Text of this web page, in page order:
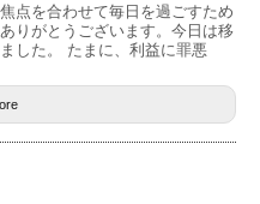
点を合わせて毎日を過ごすため
りがとうございます。今日は移
した。 たまに、利益に罪悪